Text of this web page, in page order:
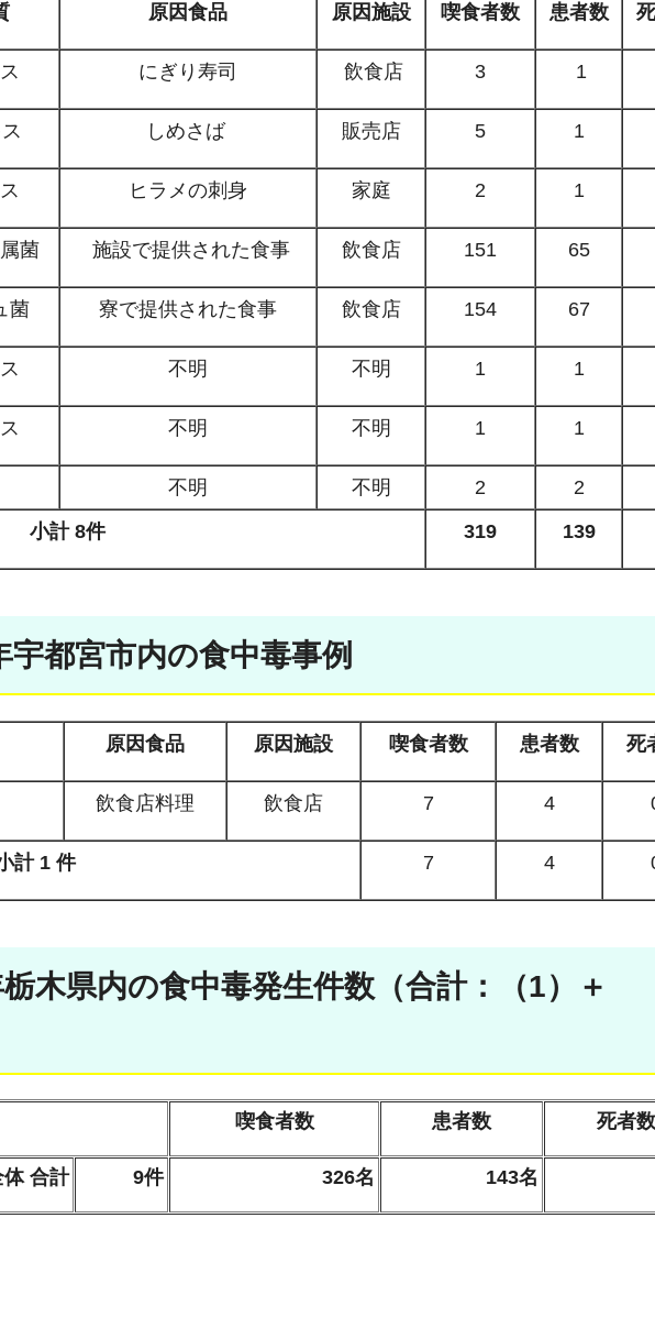
原因食品 原因施設 喫食者数 患者数
にぎり寿司 飲食店 3 1
しめさば 販売店 5 1
ヒラメの刺身 家庭 2 1
菌 施設で提供された食事 飲食店 151 65
菌 寮で提供された食事 飲食店 154 67
不明 不明 1 1
不明 不明 1 1
不明 不明 2 2
小計 8件 319 139
宇都宮市内の食中毒事例
原因食品 原因施設 喫食者数 患者数 死
飲食店料理 飲食店 7 4
計 1 件 7 4
栃木県内の食中毒発生件数（合計：（1）＋
喫食者数 患者数 死者数
合計 9件 326名 143名